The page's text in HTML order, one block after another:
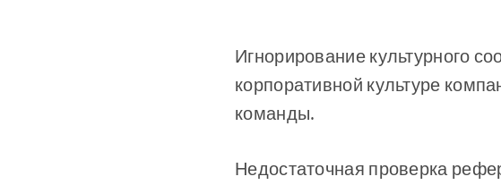
Игнорирование культурного
корпоративной культуре
команды.
Недостаточная проверка